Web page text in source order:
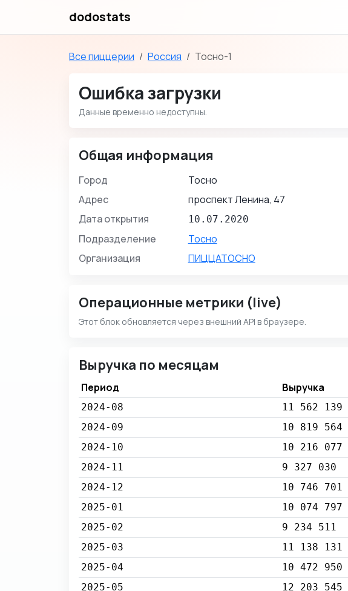
dodostats
Все пиццерии Россия Тосно-1
Ошибка загрузки
Данные временно недоступны.
Общая информация
Город
Тосно
Адрес
проспект Ленина, 47
Дата открытия
10.07.2020
Подразделение
Тосно
Организация
ПИЦЦАТОСНО
Операционные метрики (live)
Этот блок обновляется через внешний API в браузере.
Выручка по месяцам
Период Выручка
2024-08 11 562 139
2024-09
10 819 564
2024-10
10 216 077
2024-11
9 327 030
2024-12
10 746 701
2025-01
10 074 797
2025-02
9 234 511
2025-03
11 138 131
2025-04
10 472 950
2025-05
12 203 545